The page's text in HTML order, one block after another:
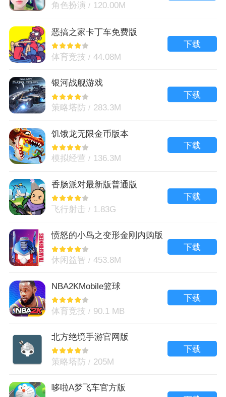
角色扮演 120.00M
恶搞之家卡丁车免费版
体育竞技 44.08M
下载
银河战舰游戏
策略塔防 283.3M
下载
饥饿龙无限金币版本
模拟经营 136.3M
下载
香肠派对最新版普通版
飞行射击 1.83G
下载
愤怒的小鸟之变形金刚内购版
休闲益智 453.8M
下载
NBA2KMobile篮球
体育竞技 90.1 MB
下载
北方绝境手游官网版
策略塔防 205M
下载
哆啦A梦飞车官方版